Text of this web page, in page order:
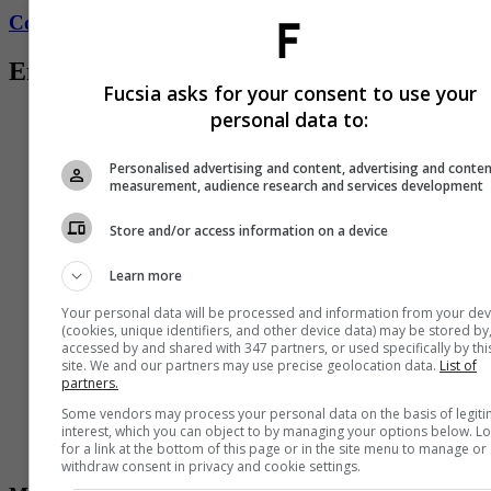
Conozca más de Fucsia aquí
Entradas relacionadas
Fucsia asks for your consent to use your
personal data to:
Personalised advertising and content, advertising and
measurement, audience research and services development
Store and/or access information on a device
Learn more
Your personal data will be processed and information from your
(cookies, unique identifiers, and other device data) may be stored by,
accessed by and shared with 347 partners, or used specifically by
site. We and our partners may use precise geolocation data. List of
partners.
Some vendors may process your personal data on the basis of
interest, which you can object to by managing your options below.
for a link at the bottom of this page or in the site menu to manage or
withdraw consent in privacy and cookie settings.